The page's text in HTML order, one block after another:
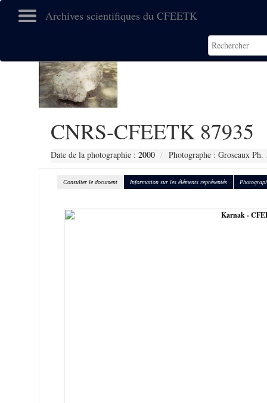
Archives scientifiques du CFEETK
CNRS-CFEETK 87935
Date de la photographie : 2000 Photographe : Groscaux Ph.
Consulter le document Information sur les éléments représentés